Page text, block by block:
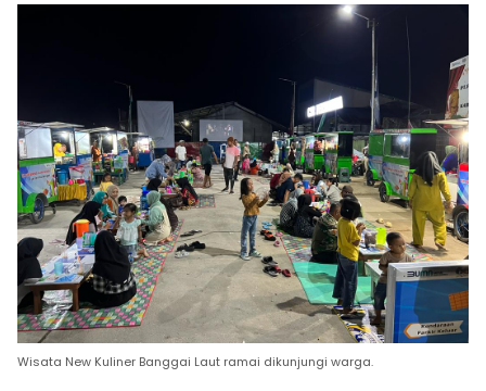
Wisata New Kuliner Banggai Laut ramai dikunjungi warga.